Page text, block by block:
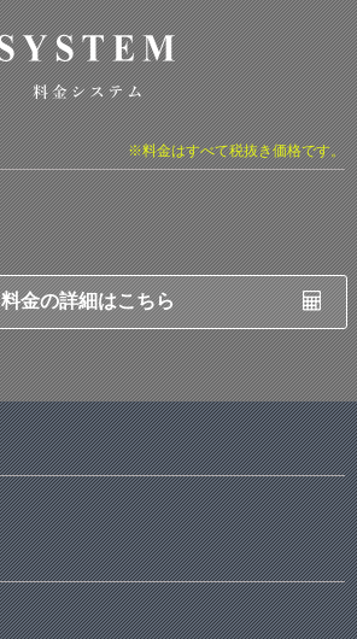
※料金はすべて税抜き価格です。
料金の詳細はこちら